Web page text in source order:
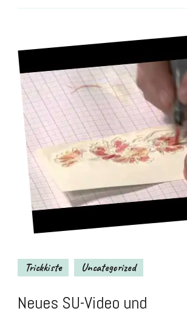
Trickkiste Uncategorized
Neues SU-Video und